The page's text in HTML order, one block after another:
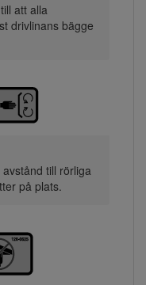
att alla
drivlinans bägge
till rörliga
på plats.